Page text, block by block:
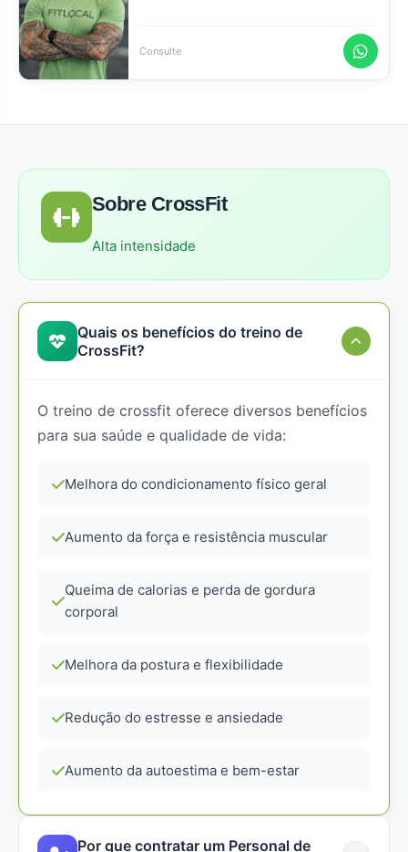
Consulte
Sobre CrossFit
Alta intensidade
Quais os benefícios do treino de
CrossFit?
O treino de crossfit oferece diversos benefícios
para sua saúde e qualidade de vida:
Melhora do condicionamento físico geral
Aumento da força e resistência muscular
Queima de calorias e perda de gordura
corporal
Melhora da postura e flexibilidade
Redução do estresse e ansiedade
Aumento da autoestima e bem-estar
Por que contratar um Personal de